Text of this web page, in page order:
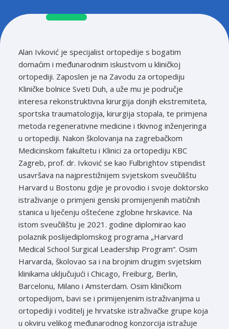
Alan Ivković je specijalist ortopedije s bogatim
domaćim i međunarodnim iskustvom u kliničkoj
ortopediji. Zaposlen je na Zavodu za ortopediju
Kliničke bolnice Sveti Duh, a uže mu je područje
interesa rekonstruktivna kirurgija donjih ekstremiteta,
sportska traumatologija, kirurgija stopala, te primjena
metoda regenerativne medicine i tkivnog inženjeringa
u ortopediji. Nakon školovanja na zagrebačkom
Medicinskom fakultetu i Klinici za ortopediju KBC
Zagreb, prof. dr. Ivković se kao Fulbrightov stipendist
usavršava na najprestižnijem svjetskom sveučilištu
Harvard u Bostonu gdje je provodio i svoje doktorsko
istraživanje o primjeni genski promijenjenih matičnih
stanica u liječenju oštećene zglobne hrskavice. Na
istom sveučilištu je 2021. godine diplomirao kao
polaznik poslijediplomskog programa „Harvard
Medical School Surgical Leadership Program“. Osim
Harvarda, školovao sa i na brojnim drugim svjetskim
klinikama uključujući i Chicago, Freiburg, Berlin,
Barcelonu, Milano i Amsterdam. Osim kliničkom
ortopedijom, bavi se i primijenjenim istraživanjima u
ortopediji i voditelj je hrvatske istraživačke grupe koja
u okviru velikog međunarodnog konzorcija istražuje